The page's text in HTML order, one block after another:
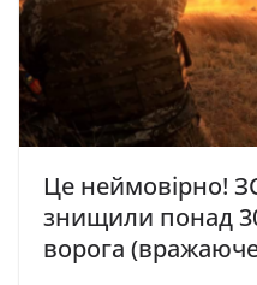
Це неймовірно!
знищили понад
ворога